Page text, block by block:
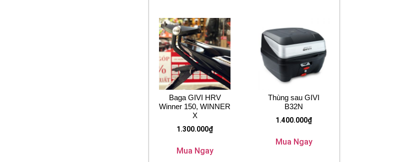
Baga GIVI HRV
Winner 150, WINNER
X
1.300.000₫
Mua Ngay
Thùng sau GIVI
B32N
1.400.000₫
Mua Ngay